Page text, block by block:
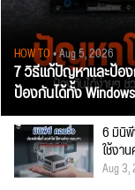
HOW TO• Aug 5, 2026
7 วิธีแก้ปัญหาและป้อ
ป้องกันได้ทั้ง
6 มินิ
ใช้งา
Aug